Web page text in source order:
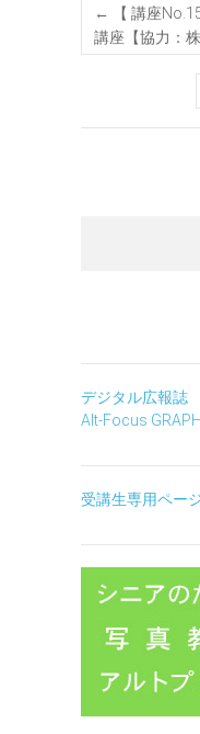
←
【 講座
講座【協力：
デジタル広報誌
Alt-Focus GRAPH
受講生専用ペー